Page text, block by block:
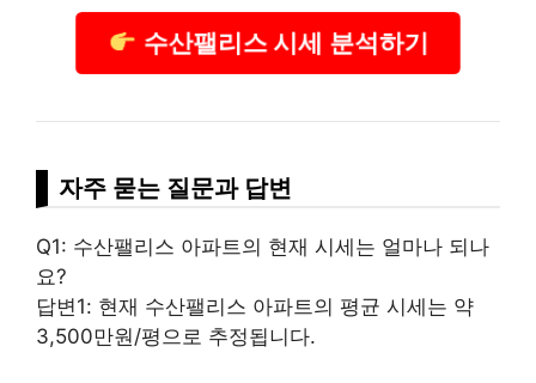
수산팰리스 시세 분석하기
자주 묻는 질문과 답변
Q1: 수산팰리스 아파트의 현재 시세는 얼마나 되나
요?
답변1: 현재 수산팰리스 아파트의 평균 시세는 약
3,500만원/평으로 추정됩니다.